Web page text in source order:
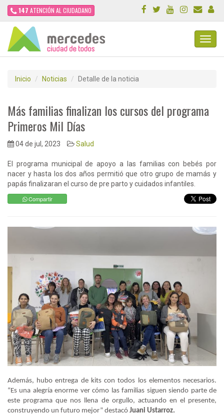
147 ATENCIÓN AL CIUDADANO
Inicio Noticias Detalle de la noticia
Más familias finalizan los cursos del programa
Primeros Mil Días
04 de jul, 2023 Salud
El programa municipal de apoyo a las familias con bebés por
nacer y hasta los dos años permitió que otro grupo de mamás y
papás finalizaran el curso de pre parto y cuidados infantiles.
Compartir
Además, hubo entrega de kits con todos los elementos necesarios.
“Es una alegría enorme ver cómo las familias siguen siendo parte de
este programa que nos llena de orgullo, actuando en el presente,
construyendo un futuro mejor” destacó Juani Ustarroz.